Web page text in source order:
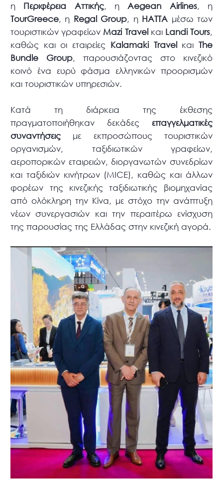
η Περιφέρεια Αττικής, η Aegean Airlines, η
TourGreece, η Regal Group, η HATTA μέσω των
τουριστικών γραφείων Mazi Travelκαι Landi Tours,
καθώς και οι εταιρείες Kalamaki Travelκαι The
Bundle
Group, παρουσιάζοντας στο κινεζικό
κοινό ένα ευρύ φάσμα ελληνικών προορισμών
και τουριστικών υπηρεσιών.
Κατά τη διάρκεια της έκθεσης
πραγματοποιήθηκαν δεκάδες επαγγελματικές
συναντήσεις με εκπροσώπους τουριστικών
οργανισμών, ταξιδιωτικών γραφείων,
αεροπορικών εταιρειών, διοργανωτών συνεδρίων
και ταξιδιών κινήτρων (MICE), καθώς και άλλων
φορέων της κινεζικής ταξιδιωτικής βιομηχανίας
από ολόκληρη την Κίνα, με στόχο την ανάπτυξη
νέων συνεργασιών και την περαιτέρω ενίσχυση
της παρουσίας της Ελλάδας στην κινεζική αγορά.